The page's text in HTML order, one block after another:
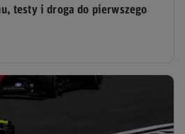
testy i droga do pierwszego